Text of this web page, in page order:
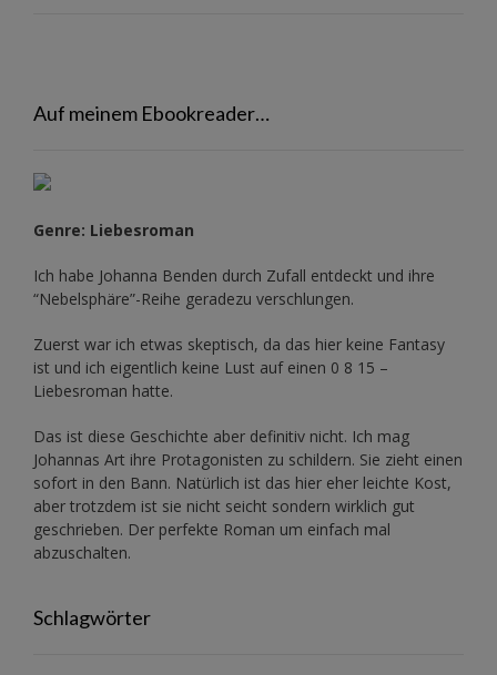
Auf meinem Ebookreader…
Genre: Liebesroman
Ich habe Johanna Benden durch Zufall entdeckt und ihre
“Nebelsphäre”-Reihe geradezu verschlungen.
Zuerst war ich etwas skeptisch, da das hier keine Fantasy
ist und ich eigentlich keine Lust auf einen 0 8 15 –
Liebesroman hatte.
Das ist diese Geschichte aber definitiv nicht. Ich mag
Johannas Art ihre Protagonisten zu schildern. Sie zieht einen
sofort in den Bann. Natürlich ist das hier eher leichte Kost,
aber trotzdem ist sie nicht seicht sondern wirklich gut
geschrieben. Der perfekte Roman um einfach mal
abzuschalten.
Schlagwörter